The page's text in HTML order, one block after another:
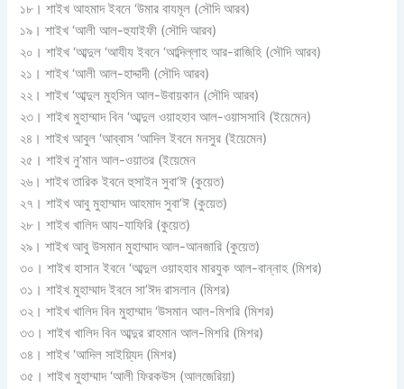
১৮। শাইখ আহমাদ ইবনে ‘উমার বাযমূল (সৌদি আরব)
১৯। শাইখ ‘আলী আল-হুযাইফী (সৌদি আরব)
২০। শাইখ ‘আব্দুল ‘আযীয ইবনে ‘আব্দিল্লাহ আর-রাজিহি (সৌদি আরব)
২১। শাইখ ‘আলী আল-হাদ্দাদী (সৌদি আরব)
২২। শাইখ ‘আব্দুল মুহসিন আল-উবায়কান (সৌদি আরব)
২৩। শাইখ মুহাম্মাদ বিন ‘আব্দুল ওয়াহহাব আল-ওয়াসসাবি (ইয়েমেন)
২৪। শাইখ আবুল ‘আব্বাস ‘আদিল ইবনে মনসুর (ইয়েমেন)
২৫। শাইখ নু’মান আল-ওয়াতর (ইয়েমেন
২৬। শাইখ তারিক ইবনে হুসাইন সুবা’ঈ (কুয়েত)
২৭। শাইখ আবু মুহাম্মাদ আহমাদ সুবা’ঈ (কুয়েত)
২৮। শাইখ খালিদ আয-যাফিরি (কুয়েত)
২৯। শাইখ আবু উসমান মুহাম্মাদ আল-আনজারি (কুয়েত)
৩০। শাইখ হাসান ইবনে ‘আব্দুল ওয়াহহাব মারযুক আল-বান্নাহ (মিশর)
৩১। শাইখ মুহাম্মাদ ইবনে সা’ঈদ রাসলান (মিশর)
৩২। শাইখ খালিদ বিন মুহাম্মাদ ‘উসমান আল-মিশরি (মিশর)
৩৩। শাইখ খালিদ বিন আব্দুর রাহমান আল-মিশরি (মিশর)
৩৪। শাইখ ‘আদিল সাইয়্যিদ (মিশর)
৩৫। শাইখ মুহাম্মাদ ‘আলী ফিরকউস (আলজেরিয়া)